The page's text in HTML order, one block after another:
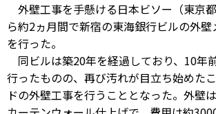
外壁工事を手懸ける日本ビソー（東京
ら約2ヵ月間で新宿の東海銀行ビルの外
を行った。
同ビルは築20年を経過しており、10年
行ったものの、再び汚れが目立ち始めた
ドの外壁工事を行うこととなった。外壁